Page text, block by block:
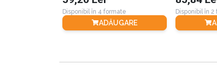
Mulcirea:acțiunea de acoperire a solului
Cele șapte straturi vegetale.O
• Arbuștii și pomii tăiați (aluni, piersici, soc...)
Disponibil în 4 formate
ADĂUGARE
Disponibil în 2